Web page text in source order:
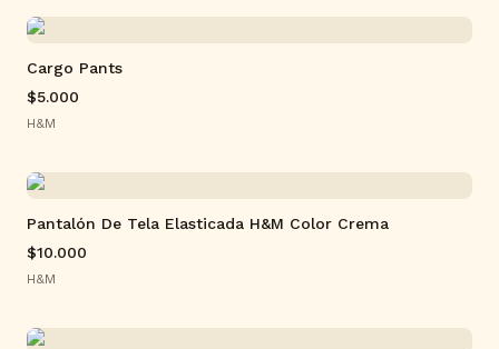
Cargo Pants
$5.000
H&M
Pantalón De Tela Elasticada H&M Color Crema
$10.000
H&M